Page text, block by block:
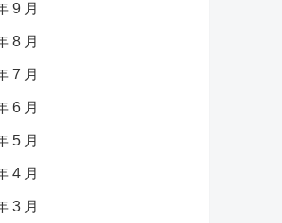
9 月
8 月
7 月
6 月
5 月
4 月
3 月